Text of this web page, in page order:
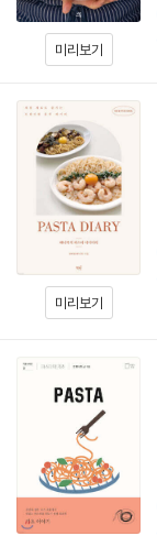
미리보기
미리보기